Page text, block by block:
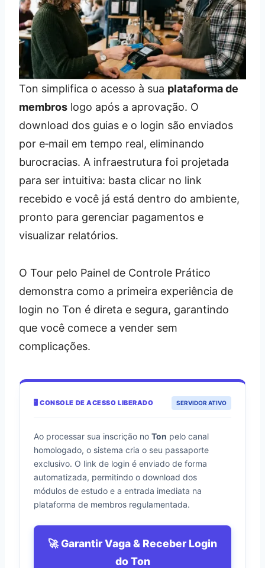
Ton simplifica o acesso à sua plataforma de
membros logo após a aprovação. O
download dos guias e o login são enviados
por e‑mail em tempo real, eliminando
burocracias. A infraestrutura foi projetada
para ser intuitiva: basta clicar no link
recebido e você já está dentro do ambiente,
pronto para gerenciar pagamentos e
visualizar relatórios.
O Tour pelo Painel de Controle Prático
demonstra como a primeira experiência de
login no Ton é direta e segura, garantindo
que você comece a vender sem
complicações.
🖥️ CONSOLE DE ACESSO LIBERADO SERVIDOR ATIVO
Ao processar sua inscrição no Ton pelo canal
homologado, o sistema cria o seu passaporte
exclusivo. O link de login é enviado de forma
automatizada, permitindo o download dos
módulos de estudo e a entrada imediata na
plataforma de membros regulamentada.
🚀 Garantir Vaga & Receber Login
do Ton